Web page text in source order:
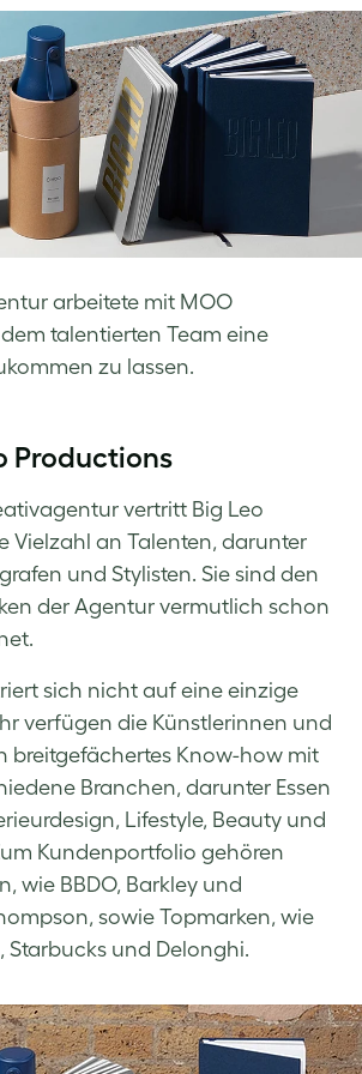
arbeitete mit MOO
talentierten Team eine
zu lassen.
LinkedInTwitter
Productions
vertritt Big Leo
Vielzahl an Talenten, darunter
und Stylisten. Sie sind den
der Agentur vermutlich schon
sich nicht auf eine einzige
verfügen die Künstlerinnen und
breitgefächertes Know-how mit
Branchen, darunter Essen
Lifestyle, Beauty und
Kundenportfolio gehören
wie BBDO, Barkley und
sowie Topmarken, wie
Starbucks und Delonghi.